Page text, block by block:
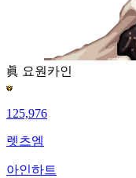
眞 요원 카인
125,976
렛츠엠
아인하트